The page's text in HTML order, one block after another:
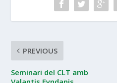
PREVIOUS
Seminari del CLT amb